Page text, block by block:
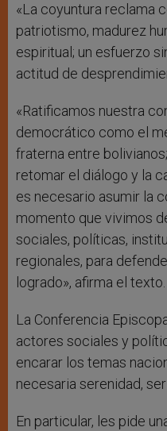
«La coyuntura reclama
patriotismo, madurez
espiritual; un esfuerzo
actitud de
«Ratificamos nuestra
democrático como el
fraterna entre
retomar el diálogo y la
es necesario asumir la
momento que vivimos
sociales, políticas,
regionales, para
logrado», afirma el texto.
La Conferencia
actores sociales y
encarar los temas
necesaria serenidad,
En particular, les pide